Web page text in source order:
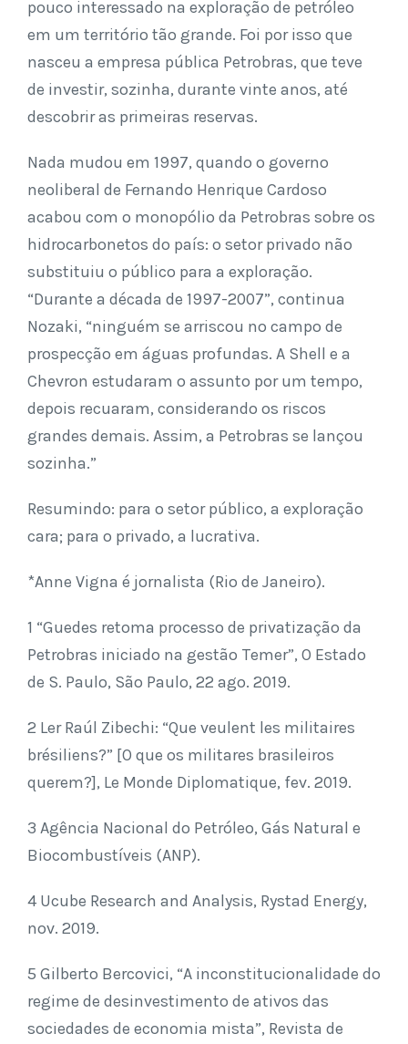
pouco interessado na exploração de petróleo
em um território tão grande. Foi por isso que
nasceu a empresa pública Petrobras, que teve
de investir, sozinha, durante vinte anos, até
descobrir as primeiras reservas.
Nada mudou em 1997, quando o governo
neoliberal de Fernando Henrique Cardoso
acabou com o monopólio da Petrobras sobre os
hidrocarbonetos do país: o setor privado não
substituiu o público para a exploração.
“Durante a década de 1997-2007”, continua
Nozaki, “ninguém se arriscou no campo de
prospecção em águas profundas. A Shell e a
Chevron estudaram o assunto por um tempo,
depois recuaram, considerando os riscos
grandes demais. Assim, a Petrobras se lançou
sozinha.”
Resumindo: para o setor público, a exploração
cara; para o privado, a lucrativa.
*Anne Vigna é jornalista (Rio de Janeiro).
1 “Guedes retoma processo de privatização da
Petrobras iniciado na gestão Temer”, O Estado
de S. Paulo, São Paulo, 22 ago. 2019.
2 Ler Raúl Zibechi: “Que veulent les militaires
brésiliens?” [O que os militares brasileiros
querem?], Le Monde Diplomatique, fev. 2019.
3 Agência Nacional do Petróleo, Gás Natural e
Biocombustíveis (ANP).
4 Ucube Research and Analysis, Rystad Energy,
nov. 2019.
5 Gilberto Bercovici, “A inconstitucionalidade do
regime de desinvestimento de ativos das
sociedades de economia mista”, Revista de